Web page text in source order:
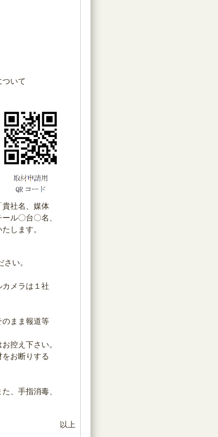
いて
社名、媒体
ル〇台〇名、
します。
い。
メラは１社
まま報道等
控え下さい。
お断りする
、手指消毒、
以上